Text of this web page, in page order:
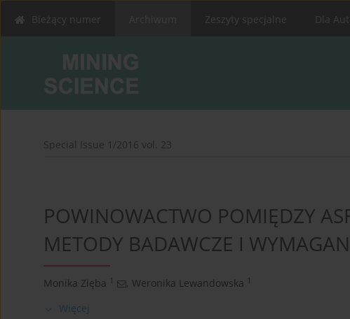
Bieżący numer Zeszyty specjalne Dla
Special Issue 1/2016 vol. 23
POWINOWACTWO POMIĘDZY
METODY BADAWCZE I
Monika Zięba 1 , Weronika Lewandowska 1
Więcej